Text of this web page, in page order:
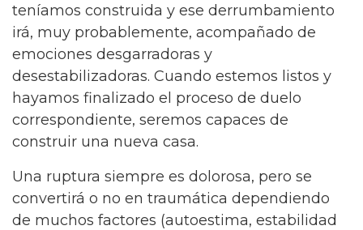
teníamos construida y ese derrumbamiento
irá, muy probablemente, acompañado de
emociones desgarradoras y
desestabilizadoras. Cuando estemos listos y
hayamos finalizado el proceso de duelo
correspondiente, seremos capaces de
construir una nueva casa.
Una ruptura siempre es dolorosa, pero se
convertirá o no en traumática dependiendo
de muchos factores (autoestima, estabilidad